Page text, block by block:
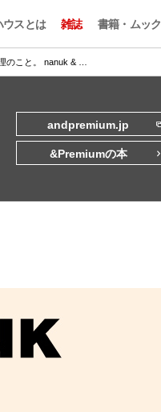
ウスとは 雑誌 書籍・ムック
のこと。 nanuk & …
andpremium.jp
&Premiumの本